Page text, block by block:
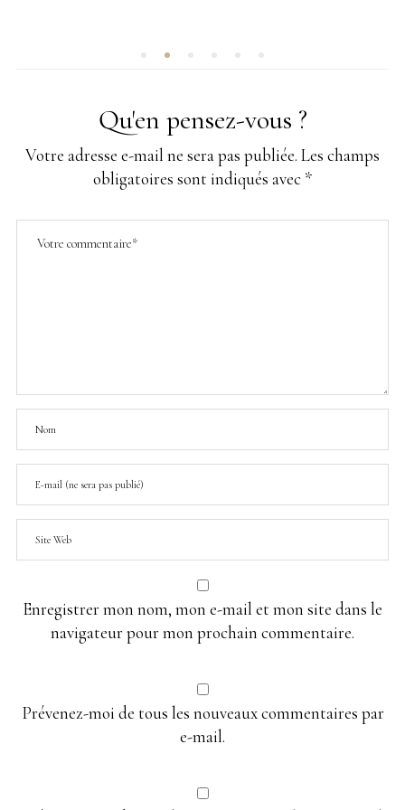
Qu'en pensez-vous ?
Votre adresse e-mail ne sera pas publiée. Les champs
obligatoires sont indiqués avec *
Enregistrer mon nom, mon e-mail et mon site dans le
navigateur pour mon prochain commentaire.
Prévenez-moi de tous les nouveaux commentaires par
e-mail.